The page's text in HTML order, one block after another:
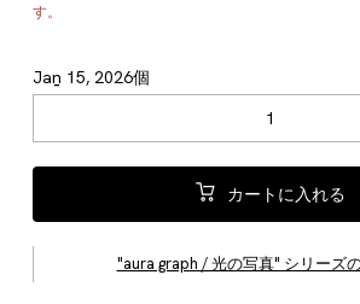
す。
Jan 15, 2026個
-
カートに入れる
"aura graph / 光の写真" シリーズ